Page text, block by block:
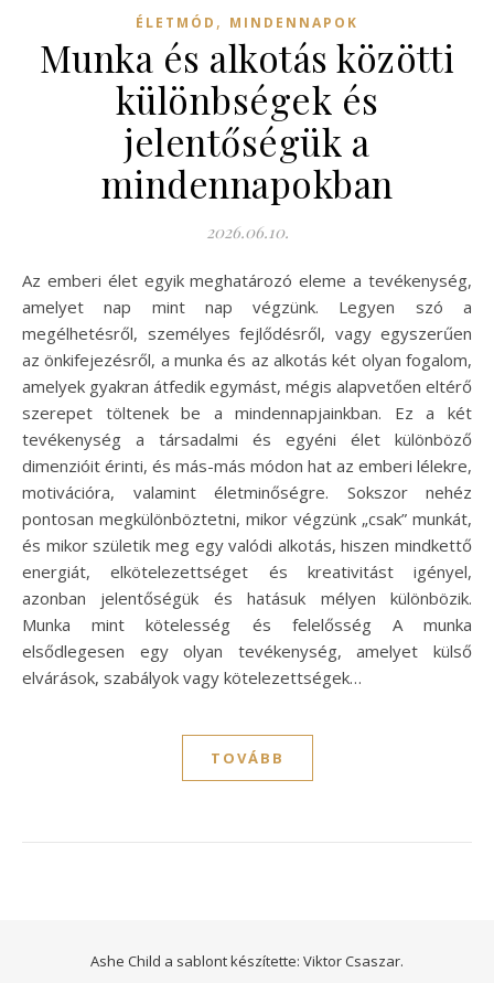
ÉLETMÓD , MINDENNAPOK
Munka és alkotás közötti
különbségek és
jelentőségük a
mindennapokban
2026.06.10.
Az emberi élet egyik meghatározó eleme a tevékenység,
amelyet nap mint nap végzünk. Legyen szó a
megélhetésről, személyes fejlődésről, vagy egyszerűen
az önkifejezésről, a munka és az alkotás két olyan fogalom,
amelyek gyakran átfedik egymást, mégis alapvetően eltérő
szerepet töltenek be a mindennapjainkban. Ez a két
tevékenység a társadalmi és egyéni élet különböző
dimenzióit érinti, és más-más módon hat az emberi lélekre,
motivációra, valamint életminőségre. Sokszor nehéz
pontosan megkülönböztetni, mikor végzünk „csak” munkát,
és mikor születik meg egy valódi alkotás, hiszen mindkettő
energiát, elkötelezettséget és kreativitást igényel,
azonban jelentőségük és hatásuk mélyen különbözik.
Munka mint kötelesség és felelősség A munka
elsődlegesen egy olyan tevékenység, amelyet külső
elvárások, szabályok vagy kötelezettségek…
TOVÁBB
Ashe Child a sablont készítette: Viktor Csaszar.